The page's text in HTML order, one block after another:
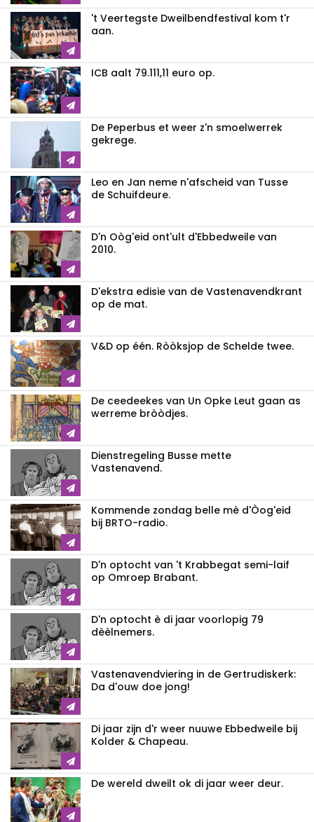
't Veertegste Dweilbendfestival kom t'r
aan.
ICB aalt 79.111,11 euro op.
De Peperbus et weer z'n smoelwerrek
gekrege.
Leo en Jan neme n'afscheid van Tusse
de Schuifdeure.
D'n Oòg'eid ont'ult d'Ebbedweile van
2010.
D'ekstra edisie van de Vastenavendkrant
op de mat.
V&D op één. Ròòksjop de Schelde twee.
De ceedeekes van Un Opke Leut gaan as
werreme bròòdjes.
Dienstregeling Busse mette
Vastenavend.
Kommende zondag belle mè d'Òog'eid
bij BRTO-radio.
D'n optocht van 't Krabbegat semi-laif
op Omroep Brabant.
D'n optocht è di jaar voorlopig 79
dèèlnemers.
Vastenavendviering in de Gertrudiskerk:
Da d'ouw doe jong!
Di jaar zijn d'r weer nuuwe Ebbedweile bij
Kolder & Chapeau.
De wereld dweilt ok di jaar weer deur.